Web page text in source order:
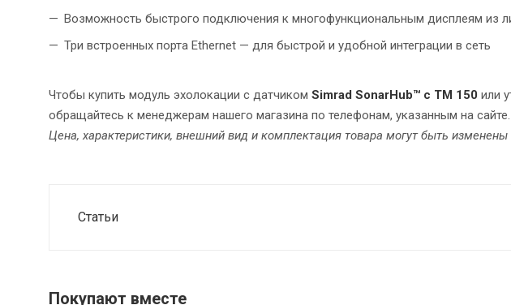
Возможность быстрого подключения к многофункциональным дисплеям из
Три встроенных порта Ethernet — для быстрой и удобной интеграции в сеть
Чтобы купить модуль эхолокации с датчиком Simrad SonarHub™ с TM 150 или
обращайтесь к менеджерам нашего магазина по телефонам, указанным на сайте.
Цена, характеристики, внешний вид и комплектация товара могут быть изменены
Статьи
Покупают вместе